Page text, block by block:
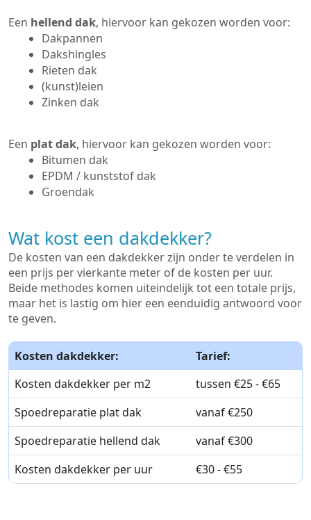
Een hellend dak, hiervoor kan gekozen worden voor:
Dakpannen
Dakshingles
Rieten dak
(kunst)leien
Zinken dak
Een plat dak, hiervoor kan gekozen worden voor:
Bitumen dak
EPDM / kunststof dak
Groendak
Wat kost een dakdekker?
De kosten van een dakdekker zijn onder te verdelen in
een prijs per vierkante meter of de kosten per uur.
Beide methodes komen uiteindelijk tot een totale prijs,
maar het is lastig om hier een eenduidig antwoord voor
te geven.
Kosten dakdekker:
Tarief:
Kosten dakdekker per m2
tussen €25 - €65
Spoedreparatie plat dak
vanaf €250
Spoedreparatie hellend dak
vanaf €300
Kosten dakdekker per uur
€30 - €55